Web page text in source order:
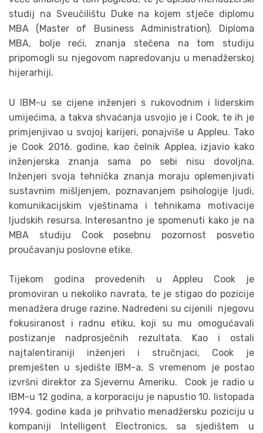
studij na Sveučilištu Duke na kojem stječe diplomu
MBA (Master of Business Administration). Diploma
MBA, bolje reći, znanja stečena na tom studiju
pripomogli su njegovom napredovanju u menadžerskoj
hijerarhiji.
U IBM-u se cijene inženjeri s rukovodnim i liderskim
umijećima, a takva shvaćanja usvojio je i Cook, te ih je
primjenjivao u svojoj karijeri, ponajviše u Appleu. Tako
je Cook 2016. godine, kao čelnik Applea, izjavio kako
inženjerska znanja sama po sebi nisu dovoljna.
Inženjeri svoja tehnička znanja moraju oplemenjivati
sustavnim mišljenjem, poznavanjem psihologije ljudi,
komunikacijskim vještinama i tehnikama motivacije
ljudskih resursa. Interesantno je spomenuti kako je na
MBA studiju Cook posebnu pozornost posvetio
proučavanju poslovne etike.
Tijekom godina provedenih u Appleu Cook je
promoviran u nekoliko navrata, te je stigao do pozicije
menadžera druge razine. Nadređeni su cijenili njegovu
fokusiranost i radnu etiku, koji su mu omogućavali
postizanje nadprosječnih rezultata. Kao i ostali
najtalentiraniji inženjeri i stručnjaci, Cook je
premješten u sjedište IBM-a. S vremenom je postao
izvršni direktor za Sjevernu Ameriku. Cook je radio u
IBM-u 12 godina, a korporaciju je napustio 10. listopada
1994. godine kada je prihvatio menadžersku poziciju u
kompaniji Intelligent Electronics, sa sjedištem u